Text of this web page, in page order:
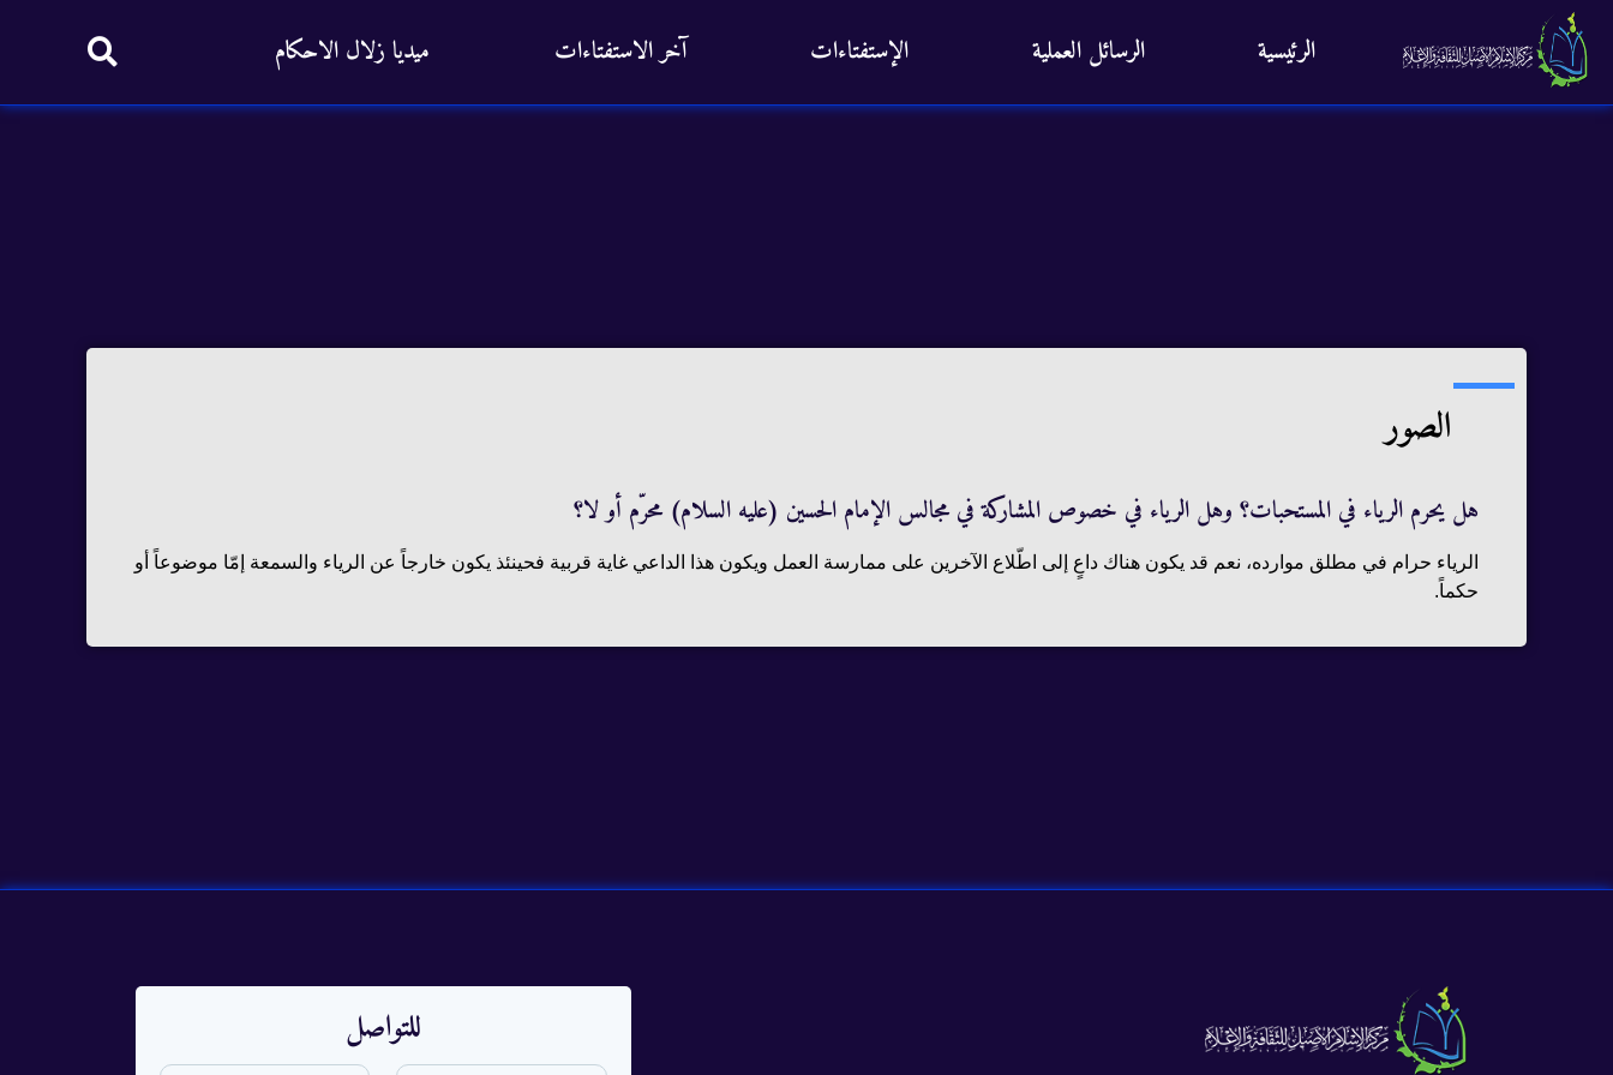
الرئيسية الرسائل العملية الإستفتاءات آخر الاستفتاءات ميديا زلال الاحكام
الصور
هل يحرم الرياء في المستحبات؟ وهل الرياء في خصوص المشاركة في مجالس الإمام الحسين (عليه‏ السلام) محرّم أو لا؟
الرياء حرام في مطلق موارده، نعم قد يكون هناك داعٍ إلى اطّلاع الآخرين على ممارسة العمل ويكون هذا الداعي غاية قربية فحينئذ يكون خارجاً عن الرياء والسمعة إمّا موضوعاً أو
حكماً.
للتواصل